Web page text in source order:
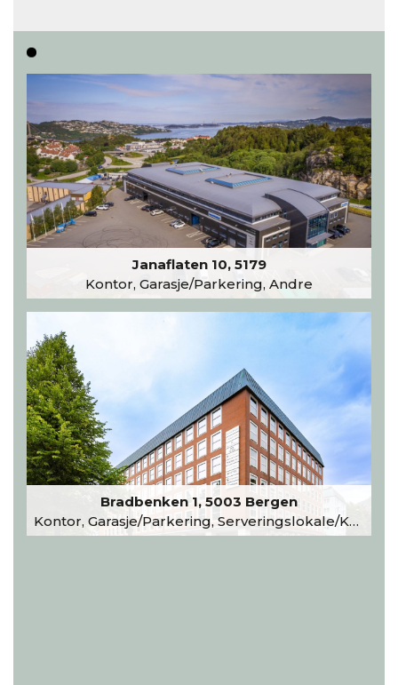
Les hele artikkelen
Janaflaten 10, 5179
Kontor, Garasje/Parkering, Andre
Bradbenken 1, 5003 Bergen
Kontor, Garasje/Parkering, Serveringslokale/Kantine, Undervisning/Arrangement